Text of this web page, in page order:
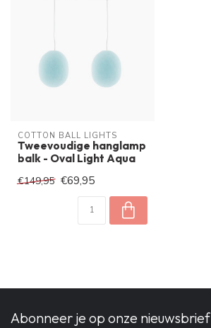
COTTON BALL LIGHTS
Tweevoudige hanglamp
balk - Oval Light Aqua
€149,95 €69,95
Abonneer je op onze nieuwsbrief